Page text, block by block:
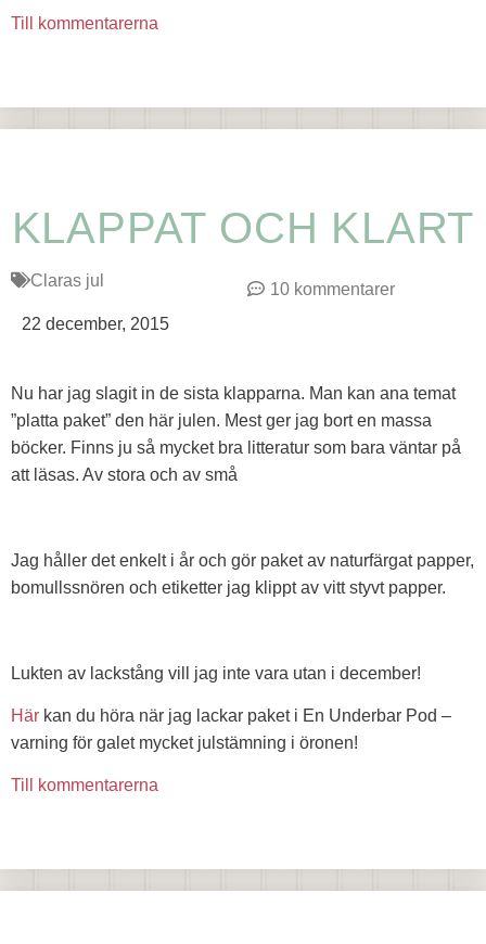
Till kommentarerna
KLAPPAT OCH KLART
Claras jul
10 kommentarer
22 december, 2015
Nu har jag slagit in de sista klapparna. Man kan ana temat
”platta paket” den här julen. Mest ger jag bort en massa
böcker. Finns ju så mycket bra litteratur som bara väntar på
att läsas. Av stora och av små
Jag håller det enkelt i år och gör paket av naturfärgat papper,
bomullssnören och etiketter jag klippt av vitt styvt papper.
Lukten av lackstång vill jag inte vara utan i december!
Här kan du höra när jag lackar paket i En Underbar Pod –
varning för galet mycket julstämning i öronen!
Till kommentarerna